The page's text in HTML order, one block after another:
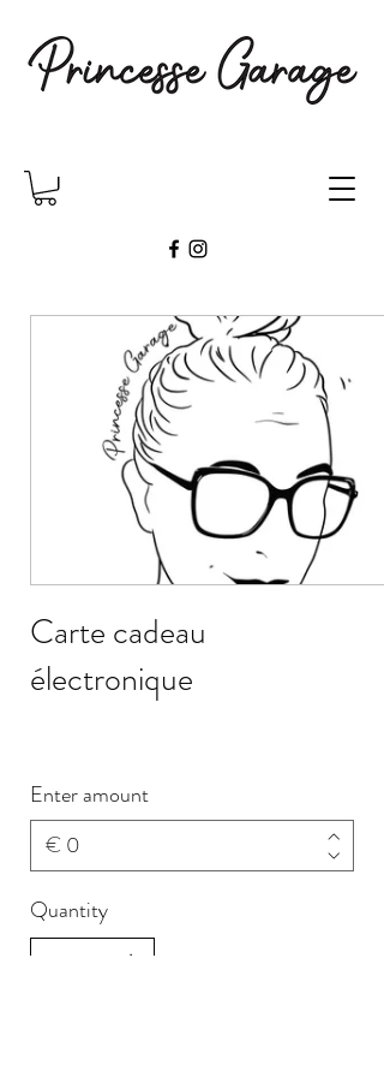
Carte cadeau
électronique
Enter amount
€
Quantity